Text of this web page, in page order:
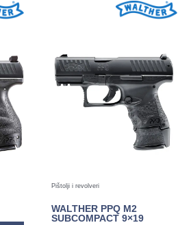
Pištolji i revolveri
WALTHER PPQ M2
SUBCOMPACT 9×19